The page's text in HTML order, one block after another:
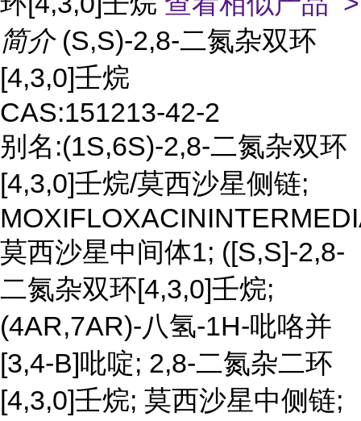
简介 (S,S)-2,8-二氮杂双环
[4,3,0]壬烷
CAS:151213-42-2
别名:(1S,6S)-2,8-二氮杂双环
[4,3,0]壬烷/莫西沙星侧链;
莫西沙星中间体1; ([S,S]-2,8-
二氮杂双环[4,3,0]壬烷;
(4AR,7AR)-八氢-1H-吡咯并
[3,4-B]吡啶; 2,8-二氮杂二环
[4,3,0]壬烷; 莫西沙星中侧链;